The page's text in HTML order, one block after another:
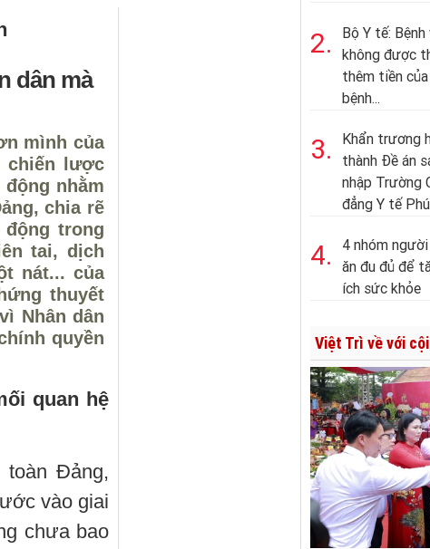
dân mà
mình của
chiến lược
nhằm
chia rẽ
trong
tai, dịch
nát... của
thuyết
Nhân dân
quyền
quan hệ
Đảng,
vào giai
chưa bao
2.
Bộ Y tế: Bệnh
không được
thêm tiền
bệnh...
3.
Khẩn trương
thành Đề án
nhập Trường
đẳng Y tế
4.
4 nhóm người
ăn đu đủ để
ích sức khỏe
Việt Trì về với